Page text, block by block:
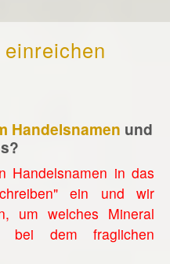
Handelsnamen und
Handelsnamen in das
ein und wir
um welches Mineral
dem fraglichen